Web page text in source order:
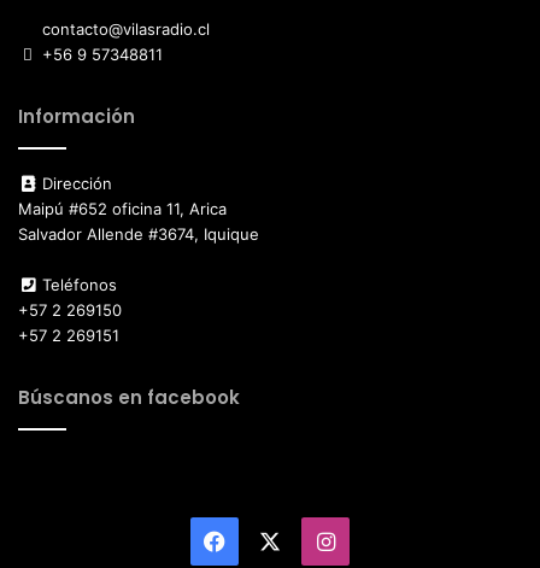
contacto@vilasradio.cl
+56 9 57348811
Información
Dirección
Maipú #652 oficina 11, Arica
Salvador Allende #3674, Iquique
Teléfonos
+57 2 269150
+57 2 269151
Búscanos en facebook
Facebook Instagram